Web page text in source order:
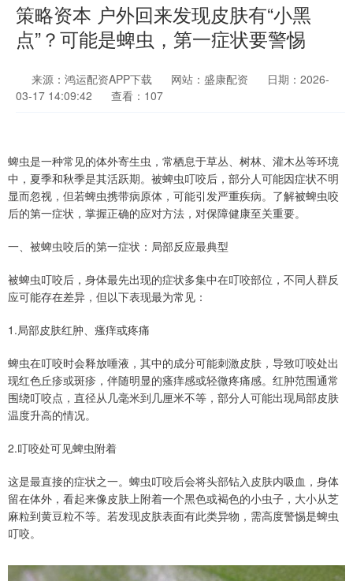
策略资本 户外回来发现皮肤有“小黑
点”？可能是蜱虫，第一症状要警惕
来源：鸿运配资APP下载 网站：盛康配资
日期：2026-
03-17 14:09:42
查看：107
蜱虫是一种常见的体外寄生虫，常栖息于草丛、树林、灌木丛等环境
中，夏季和秋季是其活跃期。被蜱虫叮咬后，部分人可能因症状不明
显而忽视，但若蜱虫携带病原体，可能引发严重疾病。了解被蜱虫咬
后的第一症状，掌握正确的应对方法，对保障健康至关重要。
一、被蜱虫咬后的第一症状：局部反应最典型
被蜱虫叮咬后，身体最先出现的症状多集中在叮咬部位，不同人群反
应可能存在差异，但以下表现最为常见：
1.局部皮肤红肿、瘙痒或疼痛
蜱虫在叮咬时会释放唾液，其中的成分可能刺激皮肤，导致叮咬处出
现红色丘疹或斑疹，伴随明显的瘙痒感或轻微疼痛感。红肿范围通常
围绕叮咬点，直径从几毫米到几厘米不等，部分人可能出现局部皮肤
温度升高的情况。
2.叮咬处可见蜱虫附着
这是最直接的症状之一。蜱虫叮咬后会将头部钻入皮肤内吸血，身体
留在体外，看起来像皮肤上附着一个黑色或褐色的小虫子，大小从芝
麻粒到黄豆粒不等。若发现皮肤表面有此类异物，需高度警惕是蜱虫
叮咬。